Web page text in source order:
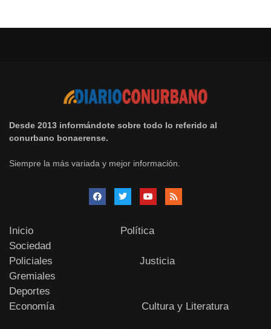
Desde 2013 informándote sobre todo lo referido al
conurbano bonaerense.
Siempre la más variada y mejor información.
Inicio
Política
Sociedad
Policiales
Justicia
Gremiales
Deportes
Economía
Cultura y Literatura